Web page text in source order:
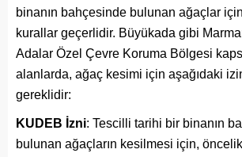
binanın bahçesinde bulunan ağaçlar
kurallar geçerlidir. Büyükada gibi
Adalar Özel Çevre Koruma Bölgesi
alanlarda, ağaç kesimi için aşağıdaki
gereklidir:
KUDEB İzni: Tescilli tarihi bir binanın
bulunan ağaçların kesilmesi için,